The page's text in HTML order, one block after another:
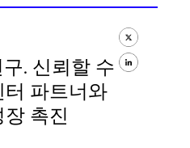
. 신뢰할 수
터 파트너와
촉진